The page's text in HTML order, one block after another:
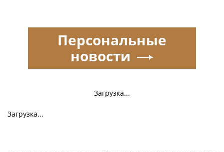
Загрузка...
Загрузка...
Персональные
новости